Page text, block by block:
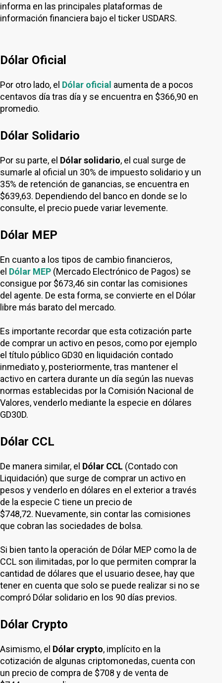
informa en las principales plataformas de
información financiera bajo el ticker USDARS.
Dólar Oficial
Por otro lado, el Dólar oficial aumenta de a pocos
centavos día tras día y se encuentra en $366,90 en
promedio.
Dólar Solidario
Por su parte, el Dólar solidario, el cual surge de
sumarle al oficial un 30% de impuesto solidario y un
35% de retención de ganancias, se encuentra en
$639,63. Dependiendo del banco en donde se lo
consulte, el precio puede variar levemente.
Dólar MEP
En cuanto a los tipos de cambio financieros,
el Dólar MEP (Mercado Electrónico de Pagos) se
consigue por $673,46 sin contar las comisiones
del agente. De esta forma, se convierte en el Dólar
libre más barato del mercado.
Es importante recordar que esta cotización parte
de comprar un activo en pesos, como por ejemplo
el título público GD30 en liquidación contado
inmediato y, posteriormente, tras mantener el
activo en cartera durante un día según las nuevas
normas establecidas por la Comisión Nacional de
Valores, venderlo mediante la especie en dólares
GD30D.
Dólar CCL
De manera similar, el Dólar CCL (Contado con
Liquidación) que surge de comprar un activo en
pesos y venderlo en dólares en el exterior a través
de la especie C tiene un precio de
$748,72. Nuevamente, sin contar las comisiones
que cobran las sociedades de bolsa.
Si bien tanto la operación de Dólar MEP como la de
CCL son ilimitadas, por lo que permiten comprar la
cantidad de dólares que el usuario desee, hay que
tener en cuenta que solo se puede realizar si no se
compró Dólar solidario en los 90 días previos.
Dólar Crypto
Asimismo, el Dólar crypto, implícito en la
cotización de algunas criptomonedas, cuenta con
un precio de compra de $708 y de venta de